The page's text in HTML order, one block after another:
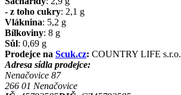
- z toho cukry: 2,1 g
Vláknina: 5,2 g
Bílkoviny: 8 g
Sůl: 0,69 g
Prodejce na Scuk.cz: COUNTRY LIFE s.r.o.
Adresa sídla prodejce:
Nenačovice 87
266 01 Nenačovice